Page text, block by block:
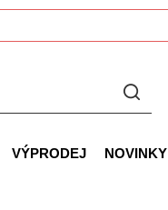
VÝPRODEJ NOVINKY